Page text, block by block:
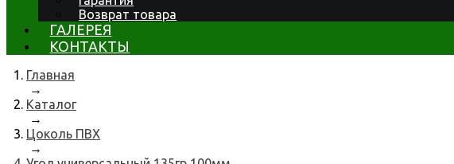
Возврат товара
ГАЛЕРЕЯ
КОНТАКТЫ
Главная
→
Каталог
→
Цоколь ПВХ
→